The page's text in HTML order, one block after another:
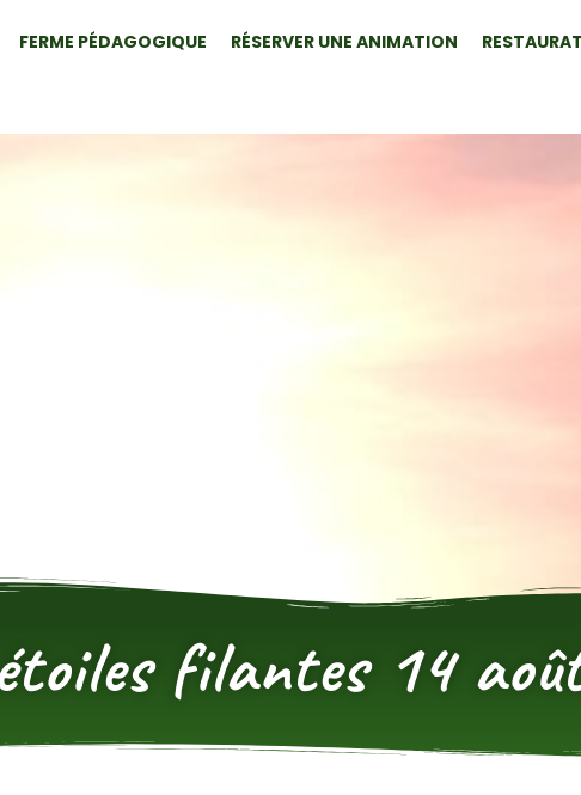
FERME PÉDAGOGIQUE RÉSERVER UNE ANIMATION
filantes 14